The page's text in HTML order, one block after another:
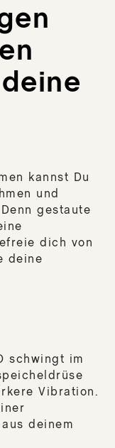
kannst Du
und
gestaute
dich von
deine
schwingt im
Vibration.
deinem